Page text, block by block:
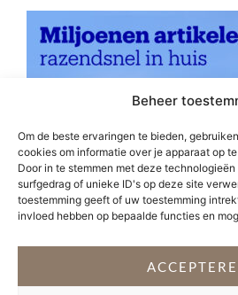
Beheer
Om de beste ervaringen te bieden,
cookies om informatie over je apparaat op
Door in te stemmen met deze
surfgedrag of unieke ID's op deze site
toestemming geeft of uw toestemming
invloed hebben op bepaalde functies en